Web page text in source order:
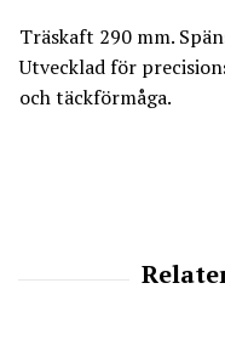
Träskaft 290 mm.
Utvecklad för
och täckförmåga.